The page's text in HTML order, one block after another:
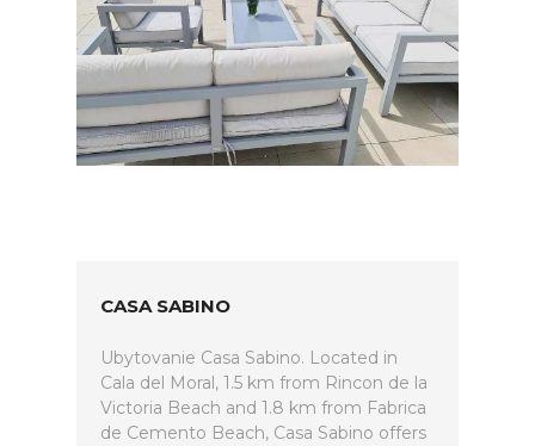
CASA SABINO
Ubytovanie Casa Sabino. Located in
Cala del Moral, 1.5 km from Rincon de la
Victoria Beach and 1.8 km from Fabrica
de Cemento Beach, Casa Sabino offers